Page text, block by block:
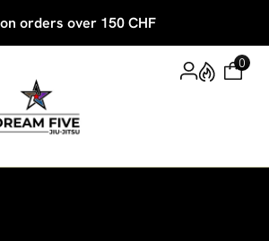
orders over 150 CHF
0